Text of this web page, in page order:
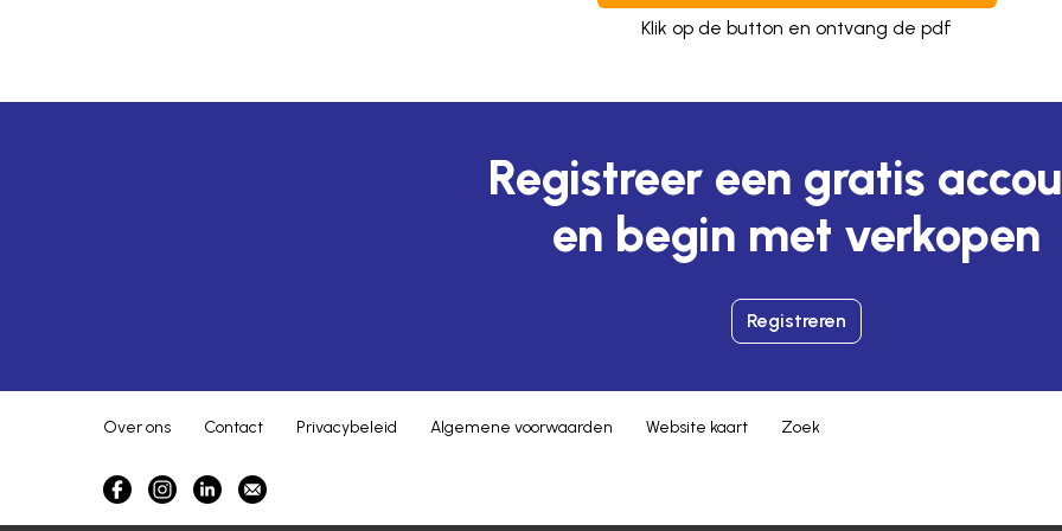
Klik op de button en ontvang de pdf
Registreer een gratis
en begin met verkopen
Registreren
Over ons Contact Privacybeleid Algemene voorwaarden Website kaart Zoek